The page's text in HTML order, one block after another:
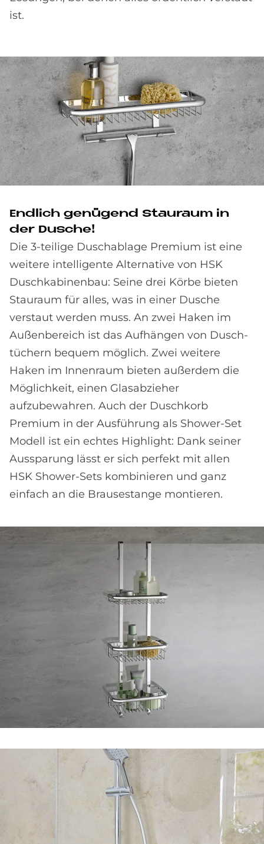
ist.
End­lich ge­nü­gend Stau­raum in
der Du­sche!
Die 3-teilige Duschablage Premium ist eine
weitere intelligente Alternative von HSK
Dusch­kabinen­bau: Seine drei Körbe bieten
Stau­raum für alles, was in einer Dusche
verstaut werden muss. An zwei Haken im
Außen­bereich ist das Auf­hängen von Dusch­
tüchern bequem möglich. Zwei weitere
Haken im Innen­raum bieten außerdem die
Möglichkeit, einen Glas­abzieher
aufzubewahren. Auch der Duschkorb
Premium in der Aus­führung als Shower-Set
Modell ist ein echtes Highlight: Dank seiner
Aussparung lässt er sich perfekt mit allen
HSK Shower-Sets kombinieren und ganz
einfach an die Brause­stange montieren.